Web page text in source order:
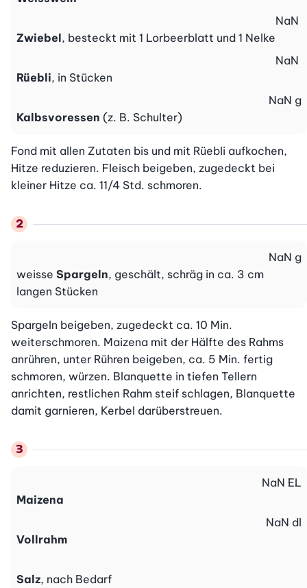
Zwiebel, besteckt mit 1 Lorbeerblatt und 1 Nelke
NaN
Rüebli, in Stücken
NaN
Kalbsvoressen (z. B. Schulter)
NaN g
Fond mit allen Zutaten bis und mit Rüebli aufkochen,
Hitze reduzieren. Fleisch beigeben, zugedeckt bei
kleiner Hitze ca. 11/4 Std. schmoren.
weisse Spargeln, geschält, schräg in ca. 3 cm
langen Stücken
NaN g
Spargeln beigeben, zugedeckt ca. 10 Min.
weiterschmoren. Maizena mit der Hälfte des Rahms
anrühren, unter Rühren beigeben, ca. 5 Min. fertig
schmoren, würzen. Blanquette in tiefen Tellern
anrichten, restlichen Rahm steif schlagen, Blanquette
damit garnieren, Kerbel darüberstreuen.
Maizena
NaN EL
Vollrahm
NaN dl
Salz, nach Bedarf